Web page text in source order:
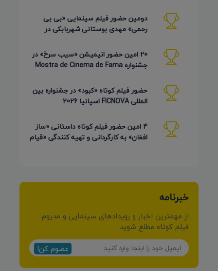
دومین حضور فیلم سینمایی «بی بی
رحمی» مهدی بوستانی شهربابکی در
20 امین حضور انیمیشن «سیب سرخ» در
جشنواره Mostra de Cinema de Fama
حضور فیلم کوتاه «کبود» در جشنواره بین
المللی FICNOVA اسپانیا 2026
4 امین حضور فیلم کوتاه داستانی «ساز
افغان» به کارگردانی و تهیه کنندگی «قیام
خبرنامه
از مهمترین اخبار و رویدادهای سینمایی و مدیوم
فیلم کوتاه مطلع شوید:
عضوم کن!